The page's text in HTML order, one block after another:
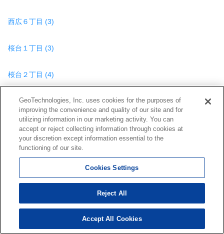
西広６丁目 (3)
桜台１丁目 (3)
桜台２丁目 (4)
桜台３丁目 (3)
佐是 (2)
島野 (8)
宿 (1)
検索結果を見る
GeoTechnologies, Inc. uses cookies for the purposes of
improving the convenience and quality of our site and for
utilizing information in our marketing activity. You can
accept or reject collecting information through cookies at
your discretion except information essential to the
functioning of our site.
Cookies Settings
Reject All
Accept All Cookies